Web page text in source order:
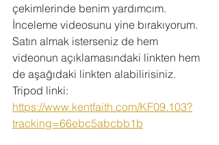
çekimlerinde benim yardımcım.
İnceleme videosunu yine bırakıyorum.
Satın almak isterseniz de hem
videonun açıklamasındaki linkten hem
de aşağıdaki linkten alabilirisiniz.
Tripod linki:
https://www.kentfaith.com/KF09.103?
tracking=66ebc5abcbb1b